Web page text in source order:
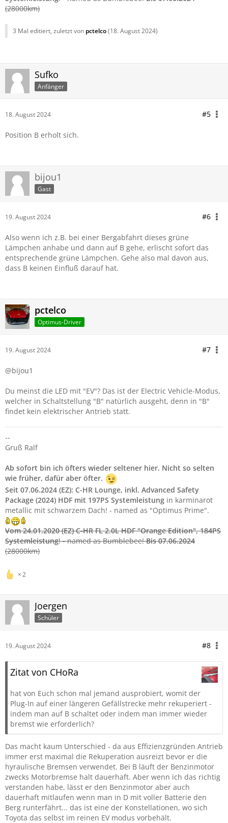
(28000km)
3 Mal editiert, zuletzt von pctelco(18. August 2024)
Sufko
Anfänger
18. August 2024 #5
Position B erholt sich.
bijou1
Gast
19. August 2024 #6
Also wenn ich z.B. bei einer Bergabfahrt dieses grüne
Lämpchen anhabe und dann auf B gehe, erlischt sofort das
entsprechende grüne Lämpchen. Gehe also mal davon aus,
dass B keinen Einfluß darauf hat.
pctelco
Optimus-Driver
19. August 2024 #7
@bijou1
Du meinst die LED mit "EV"? Das ist der Electric Vehicle-Modus,
welcher in Schaltstellung "B" natürlich ausgeht, denn in "B"
findet kein elektrischer Antrieb statt.
--
Gruß Ralf
Ab sofort bin ich öfters wieder seltener hier. Nicht so selten
wie früher, dafür aber öfter.
Seit 07.06.2024 (EZ): C-HR Lounge, inkl. Advanced Safety
Package (2024) HDF mit 197PS Systemleistung in karminarot
metallic mit schwarzem Dach! - named as "Optimus Prime".
Vom 24.01.2020 (EZ) C-HR FL 2.0L HDF "Orange Edition", 184PS
Systemleistung! - named as Bumblebee!Bis 07.06.2024
(28000km)
2
Joergen
Schüler
19. August 2024 #8
Zitat von CHoRa
hat von Euch schon mal jemand ausprobiert, womit der
Plug-In auf einer längeren Gefällstrecke mehr rekuperiert -
indem man auf B schaltet oder indem man immer wieder
bremst wie erforderlich?
Das macht kaum Unterschied - da aus Effizienzgründen Antrieb
immer erst maximal die Rekuperation ausreizt bevor er die
hyraulische Bremsen verwendet. Bei B läuft der Benzinmotor
zwecks Motorbremse halt dauerhaft. Aber wenn ich das richtig
verstanden habe, lässt er den Benzinmotor aber auch
dauerhaft mitlaufen wenn man in D mit voller Batterie den
Berg runterfährt... das ist eine der Konstellationen, wo sich
Toyota das selbst im reinen EV modus vorbehält.